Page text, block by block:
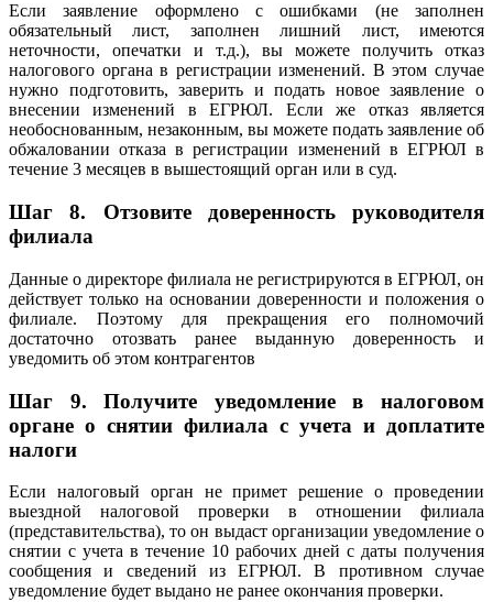
Если заявление оформлено с ошибками (не заполнен
обязательный лист, заполнен лишний лист, имеются
неточности, опечатки и т.д.), вы можете получить отказ
налогового органа в регистрации изменений. В этом случае
нужно подготовить, заверить и подать новое заявление о
внесении изменений в ЕГРЮЛ. Если же отказ является
необоснованным, незаконным, вы можете подать заявление об
обжаловании отказа в регистрации изменений в ЕГРЮЛ в
течение 3 месяцев в вышестоящий орган или в суд.
Шаг 8. Отзовите доверенность руководителя
филиала
Данные о директоре филиала не регистрируются в ЕГРЮЛ, он
действует только на основании доверенности и положения о
филиале. Поэтому для прекращения его полномочий
достаточно отозвать ранее выданную доверенность и
уведомить об этом контрагентов
Шаг 9.Получите уведомление в налоговом
органе о снятии филиала с учета и доплатите
налоги
Если налоговый орган не примет решение о проведении
выездной налоговой проверки в отношении филиала
(представительства), то он выдаст организации уведомление о
снятии с учета в течение 10 рабочих дней с даты получения
сообщения и сведений из ЕГРЮЛ. В противном случае
уведомление будет выдано не ранее окончания проверки.